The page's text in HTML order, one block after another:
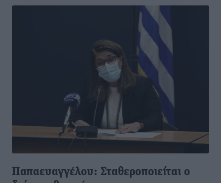
Παπαευαγγέλου: Σταθεροποιείται ο